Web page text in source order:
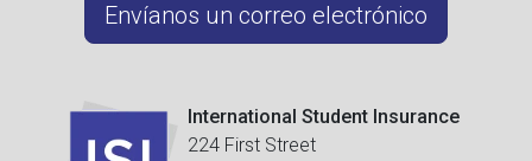
Envíanos un correo electrónico
International Student Insurance
224 First Street